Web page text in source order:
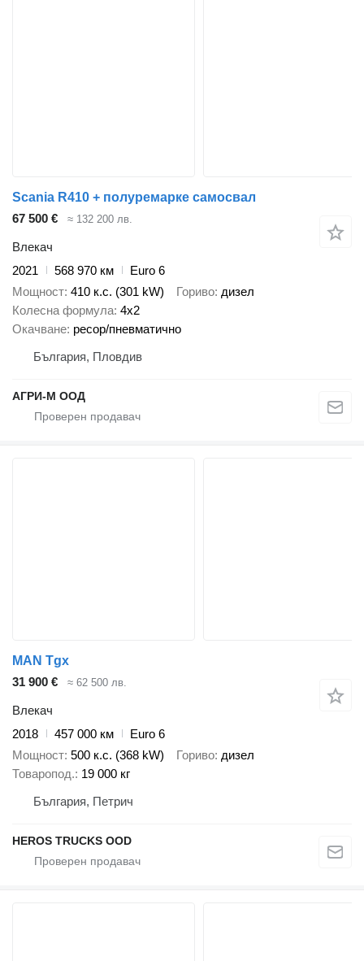
Scania R410 + полуремарке самосвал
67 500 €
≈ 132 200 лв.
Влекач
2021
568 970 км
Euro 6
Мощност 410 к.с. (301 kW) Гориво дизел
Колесна формула 4x2
Окачване ресор/пневматично
България, Пловдив
АГРИ-М ООД
MAN Tgx
31 900 €
≈ 62 500 лв.
Влекач
2018
457 000 км
Euro 6
Мощност 500 к.с. (368 kW) Гориво дизел
Товаропод. 19 000 кг
България, Петрич
HEROS TRUCKS OOD